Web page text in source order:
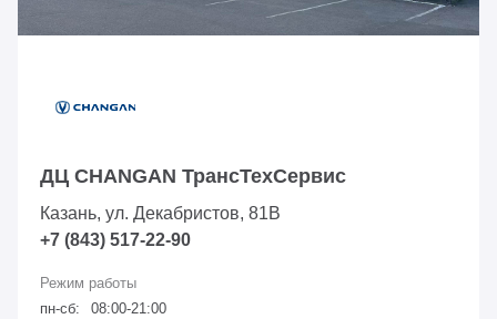
ДЦ CHANGAN ТрансТехСервис
Казань, ул. Декабристов, 81В
+7 (843) 517-22-90
пн-сб:
08:00-21:00